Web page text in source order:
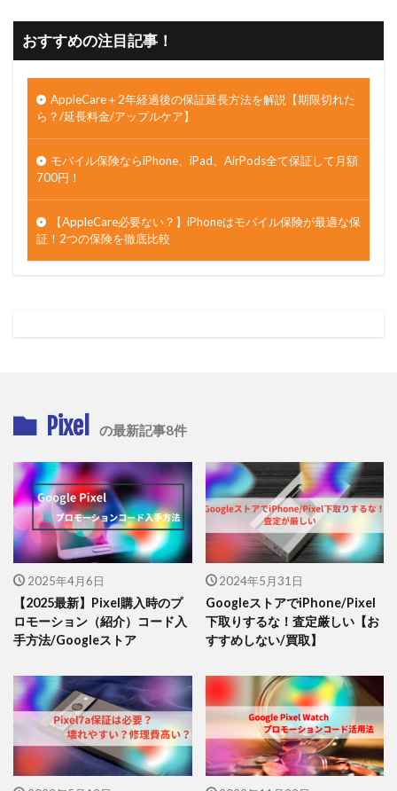
おすすめの注目記事！
AppleCare＋2年経過後の保証延長方法を解説【期限切れた
ら？/延長料金/アップルケア】
モバイル保険ならiPhone、iPad、AirPods全て保証して月額
700円！
【AppleCare必要ない？】iPhoneはモバイル保険が最適な保
証！2つの保険を徹底比較
Pixel の最新記事8件
2025年4月6日
【2025最新】Pixel購入時のプ
ロモーション（紹介）コード入
手方法/Googleストア
2024年5月31日
GoogleストアでiPhone/Pixel
下取りするな！査定厳しい【お
すすめしない/買取】